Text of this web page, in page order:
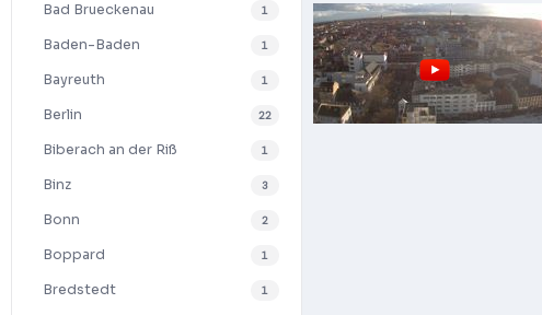
Bad Brueckenau 1
Baden-Baden 1
Bayreuth 1
Berlin 22
Biberach an der Riß 1
Binz 3
Bonn 2
Boppard 1
Bredstedt 1